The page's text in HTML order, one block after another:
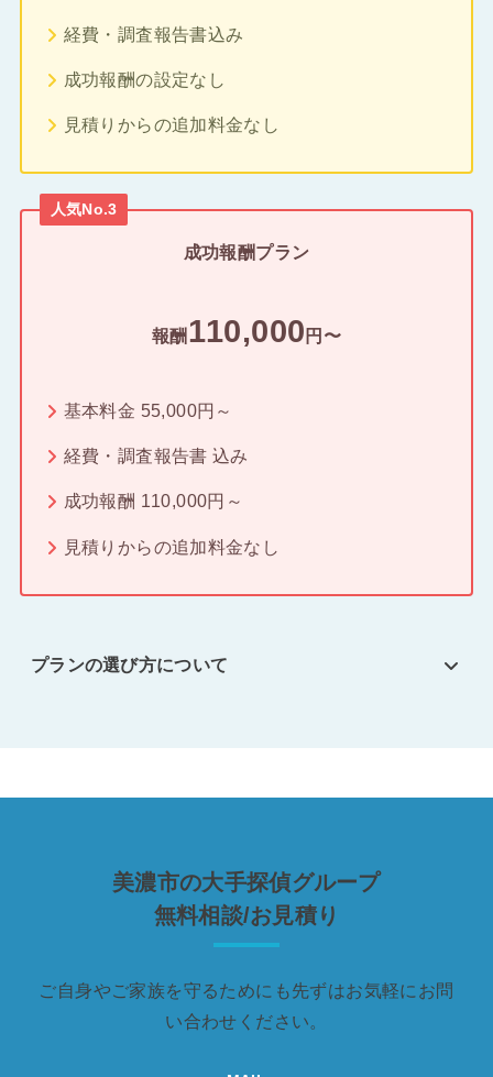
経費・調査報告書込み
成功報酬の設定なし
見積りからの追加料金なし
人気No.3
成功報酬プラン
報酬 110,000 円〜
基本料金 55,000円～
経費・調査報告書 込み
成功報酬 110,000円～
見積りからの追加料金なし
プランの選び方について
美濃市の大手探偵グループ
無料相談/お見積り
ご自身やご家族を守るためにも先ずはお気軽にお問
い合わせください。